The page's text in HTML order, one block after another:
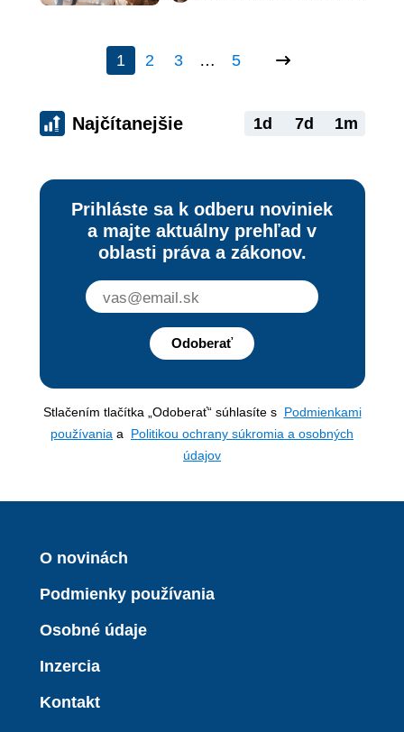
1 2 3 … 5
Najčítanejšie 1d 7d 1m
Prihláste sa k odberu noviniek
a majte aktuálny prehľad v
oblasti práva a zákonov.
Odoberať
Stlačením tlačítka „Odoberať“ súhlasíte s Podmienkami
používania a Politikou ochrany súkromia a osobných
údajov
O novinách
Podmienky používania
Osobné údaje
Inzercia
Kontakt